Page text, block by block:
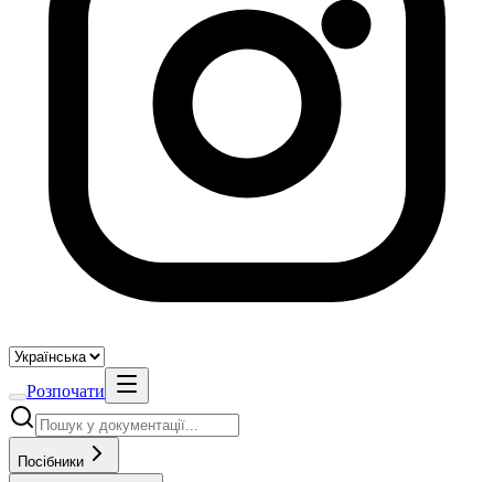
Розпочати
Посібники